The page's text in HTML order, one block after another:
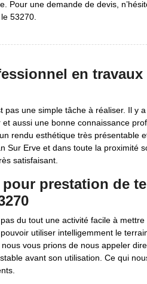
Pour une demande de devis,
53270.
en travaux
pas une simple tâche à réaliser. Il y
aussi une bonne connaissance
rendu esthétique très présentable
Sur Erve et dans toute la proximité
satisfaisant.
prestation de
pas du tout une activité facile à
utiliser intelligemment le
vous prions de nous appeler
avant son utilisation. Ce qui